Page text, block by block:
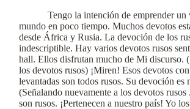
Tengo la intención de emprender un
mundo en poco tiempo. Muchos devotos
desde África y Rusia. La devoción de los
indescriptible. Hay varios devotos rusos
hall. Ellos disfrutan mucho de Mi discurso.
los devotos rusos) ¡Miren! Esos devotos
levantadas son todos rusos. Su devoción es
(Señalando nuevamente a los devotos rusos
son rusos. ¡Pertenecen a nuestro país! Yo